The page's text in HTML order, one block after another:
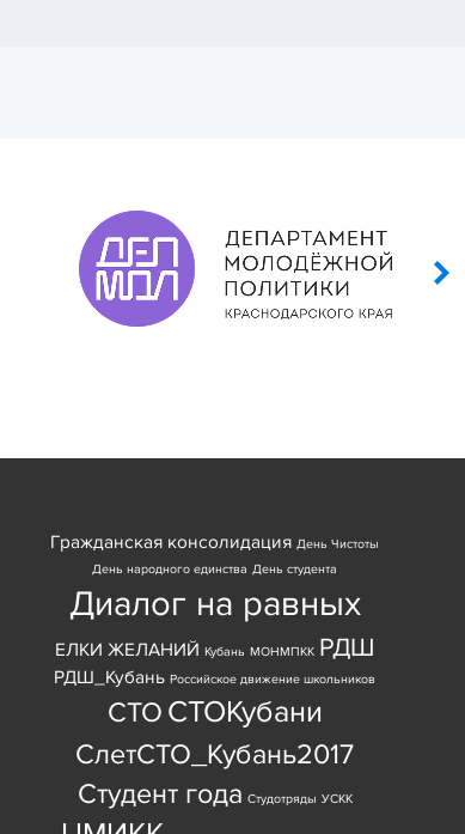
Гражданская консолидация День Чистоты
День народного единства День студента
Диалог на равных
ЕЛКИ ЖЕЛАНИЙ Кубань МОНМПКК РДШ
РДШ_Кубань Российское движение школьников
СТО СТОКубани
СлетСТО_Кубань2017
Студент года Студотряды УСКК